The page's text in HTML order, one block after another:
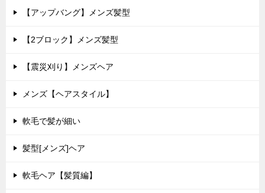
【アップバング】メンズ髪型
【2ブロック】メンズ髪型
【震災刈り】メンズヘア
メンズ【ヘアスタイル】
軟毛で髪が細い
髪型[メンズ]ヘア
軟毛ヘア【髪質編】